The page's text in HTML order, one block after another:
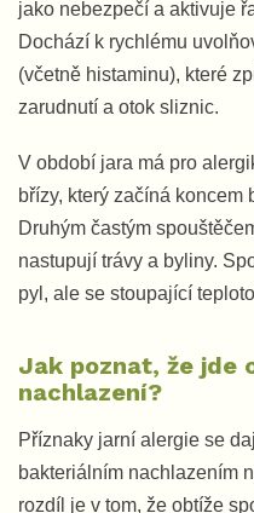
jako nebezpečí a aktivuje
Dochází k rychlému
(včetně histaminu), které
zarudnutí a otok sliznic.
V období jara má pro
břízy, který začíná koncem
Druhým častým
nastupují trávy a byliny.
pyl, ale se stoupající
Jak poznat, že jde
nachlazení?
Příznaky jarní alergie se
bakteriálním nachlazením
rozdíl je v tom, že obtíže